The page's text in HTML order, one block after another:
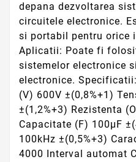
depana dezvoltarea
circuitele electronice.
si portabil pentru orice
Aplicatii: Poate fi
sistemelor electronice
electronice.
(V) 600V ±(0,8%+1)
±(1,2%+3) Rezistenta
Capacitate (F) 100µF
100kHz ±(0,5%+3)
4000 Interval automat